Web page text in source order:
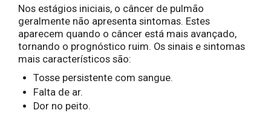
Nos estágios iniciais, o câncer de pulmão
geralmente não apresenta sintomas. Estes
aparecem quando o câncer está mais avançado,
tornando o prognóstico ruim. Os sinais e sintomas
mais característicos são:
Tosse persistente com sangue.
Falta de ar.
Dor no peito.